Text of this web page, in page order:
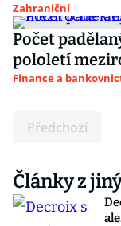
Zahraniční
Počet
pololetí
Finance a
Předchozí
Články z